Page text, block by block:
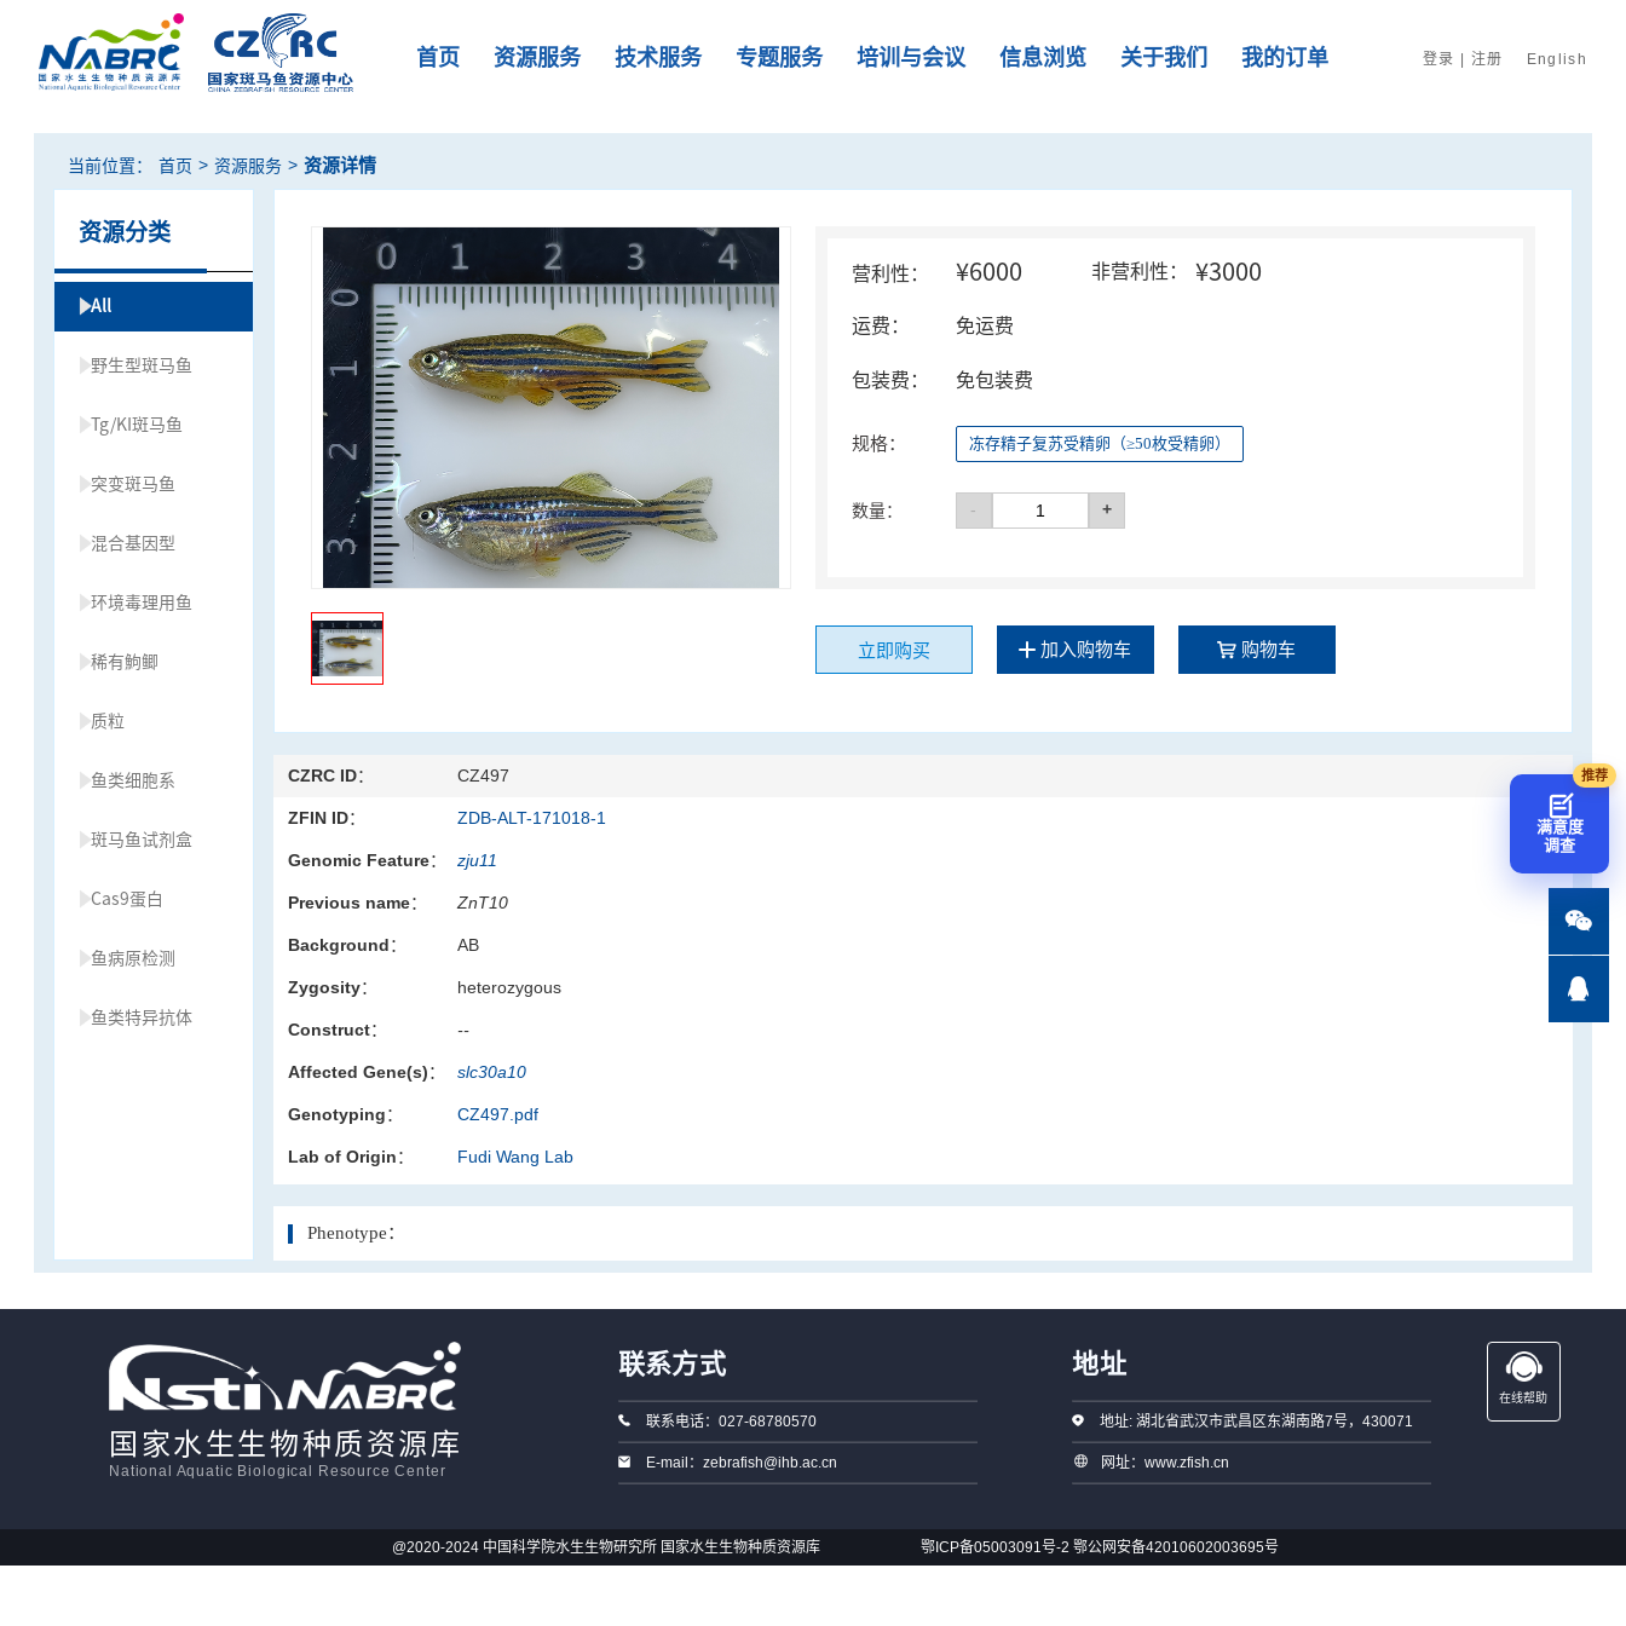
首页 资源服务 技术服务 专题服务 培训与会议 信息浏览 关于我们 我的订单 登录 | 注册 English
当前位置： 首页 > 资源服务 > 资源详情
资源分类
All
野生型斑马鱼
Tg/KI斑马鱼
突变斑马鱼
混合基因型
环境毒理用鱼
稀有鮈鲫
质粒
鱼类细胞系
斑马鱼试剂盒
Cas9蛋白
鱼病原检测
鱼类特异抗体
营利性： ¥6000 非营利性： ¥3000
运费： 免运费
包装费： 免包装费
规格： 冻存精子复苏受精卵（≥50枚受精卵）
数量： - +
立即购买 加入购物车 购物车
CZRC ID： CZ497
ZFIN ID： ZDB-ALT-171018-1
Genomic Feature： zju11
Previous name： ZnT10
Background： AB
Zygosity： heterozygous
Construct： --
Affected Gene(s)： slc30a10
Genotyping： CZ497.pdf
Lab of Origin： Fudi Wang Lab
Phenotype：
国家水生生物种质资源库
National Aquatic Biological Resource Center
联系方式
联系电话：027-68780570
E-mail：zebrafish@ihb.ac.cn
地址
地址: 湖北省武汉市武昌区东湖南路7号，430071
网址：www.zfish.cn
在线帮助
@2020-2024 中国科学院水生生物研究所 国家水生生物种质资源库 鄂ICP备05003091号-2 鄂公网安备42010602003695号
满意度
调查

